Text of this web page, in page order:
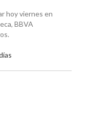
hoy viernes en
BBVA